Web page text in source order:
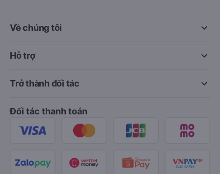
keyboard_arrow_down
Về chúng tôi
keyboard_arrow_down
Hỗ trợ
keyboard_arrow_down
Trở thành đối tác
Đối tác thanh toán